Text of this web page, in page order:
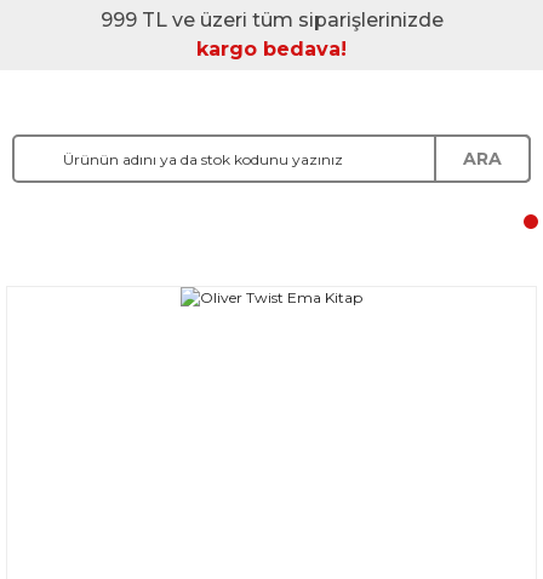
999 TL ve üzeri tüm siparişlerinizde
kargo bedava!
ARA